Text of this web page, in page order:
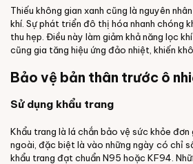
Thiếu không gian xanh cũng là nguyên
khí. Sự phát triển đô thị hóa nhanh chóng
thu hẹp. Điều này làm giảm khả năng lọc
cũng gia tăng hiệu ứng đảo nhiệt, khiến
Bảo vệ bản thân trước ô
Sử dụng khẩu trang
Khẩu trang là lá chắn bảo vệ sức khỏe đơn
ngoài, đặc biệt là vào những ngày có chỉ
khẩu trang đạt chuẩn N95 hoặc KF94.